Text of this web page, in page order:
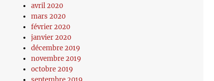
avril 2020
mars 2020
février 2020
janvier 2020
décembre 2019
novembre 2019
octobre 2019